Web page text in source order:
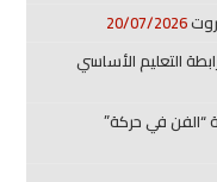
20/07/2026
التعليم الأساسي
“الفن في حركة”